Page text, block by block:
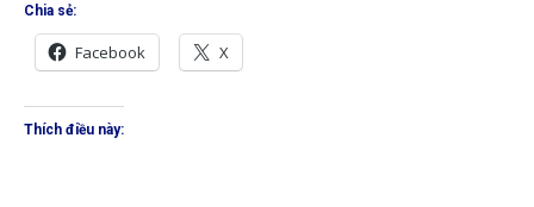
Chia sẻ:
Facebook X
Thích điều này: